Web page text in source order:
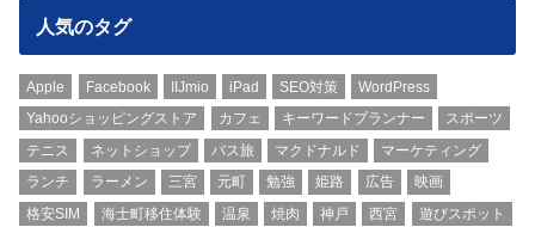
人気のタグ
Apple Facebook IIJmio iPad SEO対策
WordPress
Yahooショッピングストア
カフェ キーワードプランナー
スポーツ
テニス
ネットショップ バス旅 マクドナルド
マーケティング
ランチ
ラーメン 三宮 元町 勉強 姫路 広告
映画
格安SIM
海士町移住体験 温泉 焼肉 神戸 西宮 遊びスポット